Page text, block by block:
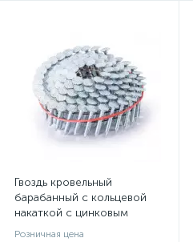
Гвоздь кровельный
барабанный с кольцевой
накаткой с цинковым
покрытием 3,1 х 32 мм 120
Розничная цена